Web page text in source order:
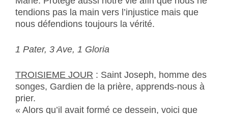
tendions pas la main vers l’injustice mais que
nous défendions toujours la vérité.
1 Pater, 3 Ave, 1 Gloria
TROISIEME JOUR : Saint Joseph, homme des
songes, Gardien de la prière, apprends-nous à
prier.
« Alors qu’il avait formé ce dessein, voici que